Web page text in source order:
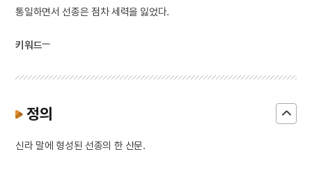
통일하면서 선종은 점차 세력을 잃었다.
키워드
정의
신라 말에 형성된 선종의 한 산문.